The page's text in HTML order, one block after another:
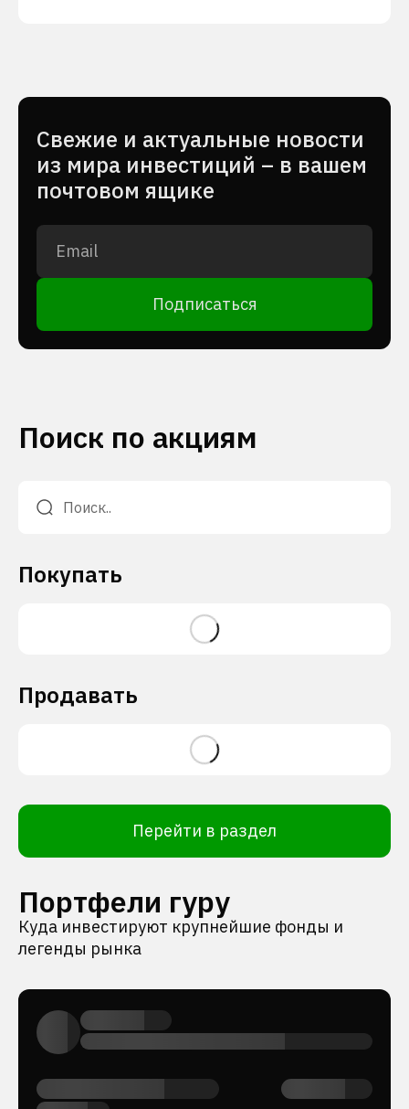
Cвежие и актуальные новости
из мира инвестиций – в вашем
почтовом ящике
Подписаться
Поиск по акциям
Покупать
Продавать
Перейти в раздел
Портфели гуру
Куда инвестируют крупнейшие фонды и
легенды рынка